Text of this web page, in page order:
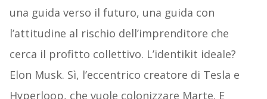
una guida verso il futuro, una guida con
l’attitudine al rischio dell’imprenditore che
cerca il profitto collettivo. L’identikit ideale?
Elon Musk. Sì, l’eccentrico creatore di Tesla e
Hyperloop, che vuole colonizzare Marte. E